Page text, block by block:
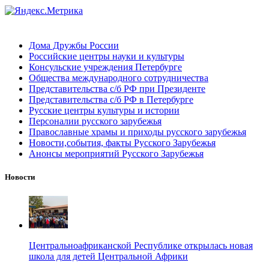
Дома Дружбы России
Российские центры науки и культуры
Консульские учреждения Петербурге
Общества международного сотрудничества
Представительства с/б РФ при Президенте
Представительства с/б РФ в Петербурге
Русские центры культуры и истории
Персоналии русского зарубежья
Православные храмы и приходы русского зарубежья
Новости,события, факты Русского Зарубежья
Анонсы мероприятий Русского Зарубежья
Новости
Центральноафриканской Республике открылась новая
школа для детей Центральной Африки